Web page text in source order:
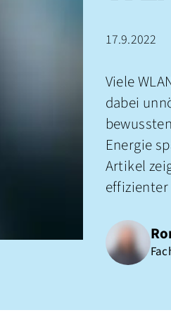
17.9.2022
Viele
dabei
Energie
Artikel